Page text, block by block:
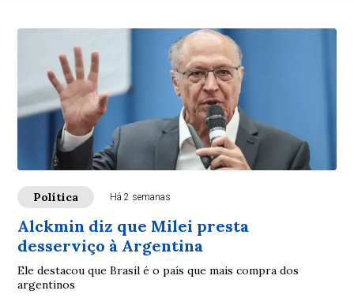
Política Há 2 semanas
Alckmin diz que Milei presta
desserviço à Argentina
Ele destacou que Brasil é o país que mais compra dos
argentinos